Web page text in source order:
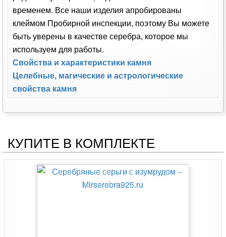
временем. Все наши изделия апробированы
клеймом Пробирной инспекции, поэтому Вы можете
быть уверены в качестве серебра, которое мы
используем для работы.
Свойства и характеристики камня
Целебные, магические и астрологические
свойства камня
КУПИТЕ В КОМПЛЕКТЕ